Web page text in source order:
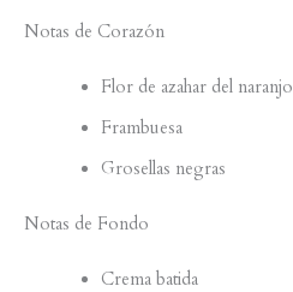
Notas de Corazón
Flor de azahar del naranjo
Frambuesa
Grosellas negras
Notas de Fondo
Crema batida